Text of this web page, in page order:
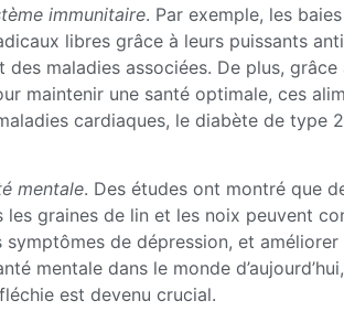
immunitaire. Par exemple, les
libres grâce à leurs puissants
des maladies associées. De plus,
maintenir une santé optimale, ces
cardiaques, le diabète de type
mentale. Des études ont montré que
graines de lin et les noix peuvent
de dépression, et améliorer
mentale dans le monde
est devenu crucial.